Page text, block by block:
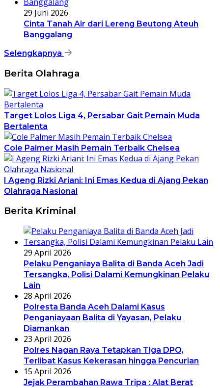
29 Juni 2026
Cinta Tanah Air dari Lereng Beutong Ateuh
Banggalang
Selengkapnya
Berita Olahraga
Target Lolos Liga 4, Persabar Gait Pemain Muda
Bertalenta
Cole Palmer Masih Pemain Terbaik Chelsea
I Ageng Rizki Ariani: Ini Emas Kedua di Ajang Pekan
Olahraga Nasional
Berita Kriminal
29 April 2026
Pelaku Penganiaya Balita di Banda Aceh Jadi
Tersangka, Polisi Dalami Kemungkinan Pelaku
Lain
28 April 2026
Polresta Banda Aceh Dalami Kasus
Penganiayaan Balita di Yayasan, Pelaku
Diamankan
23 April 2026
Polres Nagan Raya Tetapkan Tiga DPO,
Terlibat Kasus Kekerasan hingga Pencurian
15 April 2026
Jejak Perambahan Rawa Tripa : Alat Berat